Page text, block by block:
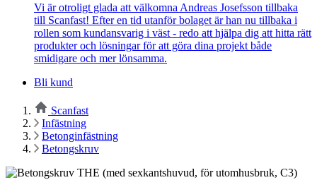
Vi är otroligt glada att välkomna Andreas Josefsson tillbaka
till Scanfast! Efter en tid utanför bolaget är han nu tillbaka i
rollen som kundansvarig i väst - redo att hjälpa dig att hitta rätt
produkter och lösningar för att göra dina projekt både
smidigare och mer lönsamma.
Bli kund
Scanfast
Infästning
Betonginfästning
Betongskruv